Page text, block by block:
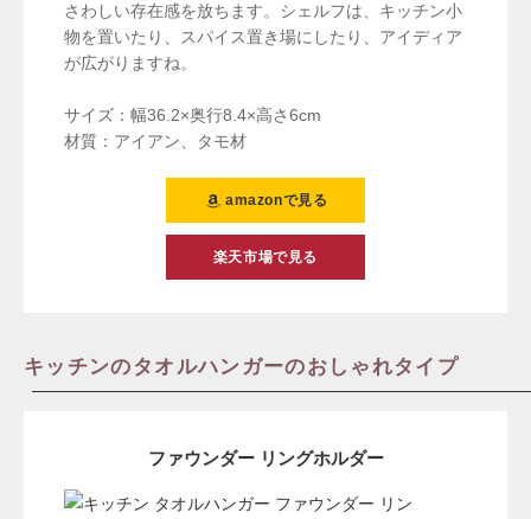
さわしい存在感を放ちます。シェルフは、キッチン小
物を置いたり、スパイス置き場にしたり、アイディア
が広がりますね。
サイズ：幅36.2×奥行8.4×高さ6cm
材質：アイアン、タモ材
amazonで見る
楽天市場で見る
キッチンのタオルハンガーのおしゃれタイプ
ファウンダー リングホルダー